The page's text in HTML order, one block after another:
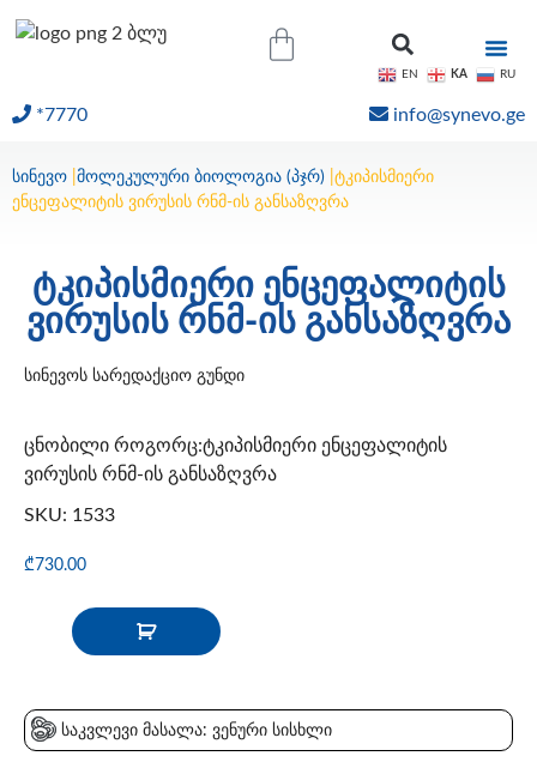
*7770 info@synevo.ge
სინევო მოლეკულური ბიოლოგია (პჯრ)
ტკიპისმიერი
ენცეფალიტის ვირუსის რნმ-ის განსაზღვრა
ტკიპისმიერი ენცეფალიტის
ვირუსის რნმ-ის განსაზღვრა
სინევოს სარედაქციო გუნდი
ცნობილი როგორც:ტკიპისმიერი ენცეფალიტის
ვირუსის რნმ-ის განსაზღვრა
SKU: 1533
₾ 730.00
საკვლევი მასალა: ვენური სისხლი
EN KA RU